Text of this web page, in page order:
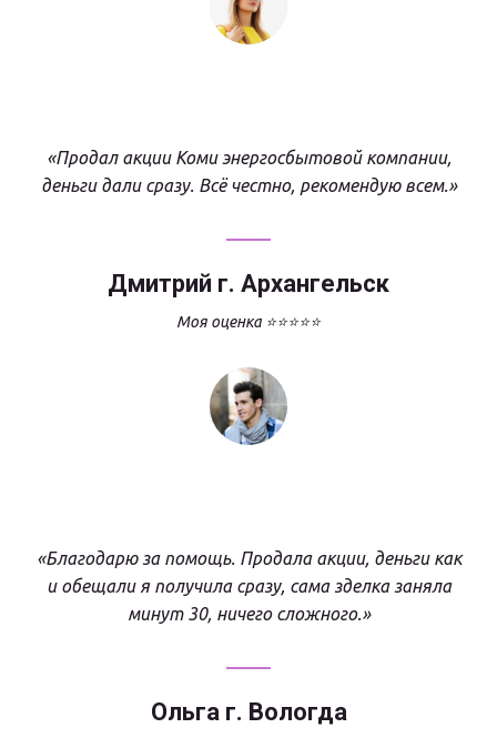
«Продал акции Коми энергосбытовой компании,
деньги дали сразу. Всё честно, рекомендую всем.»
Дмитрий г. Архангельск
Моя оценка ⭐⭐⭐⭐⭐
«Благодарю за помощь. Продала акции, деньги как
и обещали я получила сразу, сама зделка заняла
минут 30, ничего сложного.»
Ольга г. Вологда